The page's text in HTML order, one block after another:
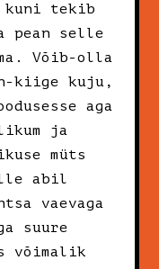
tekib
pean selle
Võib-olla
kiige kuju,
aga
ja
müts
abil
vaevaga
suure
võimalik